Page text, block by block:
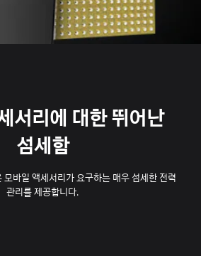
서리에 대한 뛰어난
섬세함
바일 액세서리가 요구하는 매우 섬세한 전력
관리를 제공합니다.